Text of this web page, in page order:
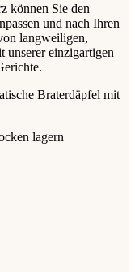
können Sie den
und nach Ihren
langweiligen,
unserer einzigartigen
Braterdäpfel mit
lagern